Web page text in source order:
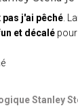
pas j'ai pêché .
et décalé pour
Stanley